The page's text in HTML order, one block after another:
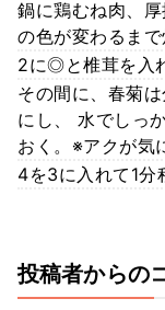
鍋に鶏むね肉、
の色が変わるまで
2に◎と椎茸を入
その間に、春菊
にし、 水でしっ
おく。※アクが気
4を3に入れて1分
投稿者からの